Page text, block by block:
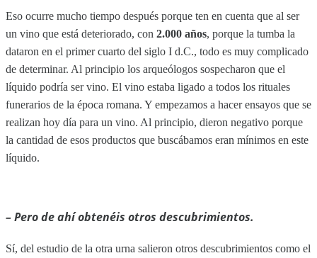
Eso ocurre mucho tiempo después porque ten en cuenta que al ser
un vino que está deteriorado, con 2.000 años, porque la tumba la
dataron en el primer cuarto del siglo I d.C., todo es muy complicado
de determinar. Al principio los arqueólogos sospecharon que el
líquido podría ser vino. El vino estaba ligado a todos los rituales
funerarios de la época romana. Y empezamos a hacer ensayos que se
realizan hoy día para un vino. Al principio, dieron negativo porque
la cantidad de esos productos que buscábamos eran mínimos en este
líquido.
– Pero de ahí obtenéis otros descubrimientos.
Sí, del estudio de la otra urna salieron otros descubrimientos como el